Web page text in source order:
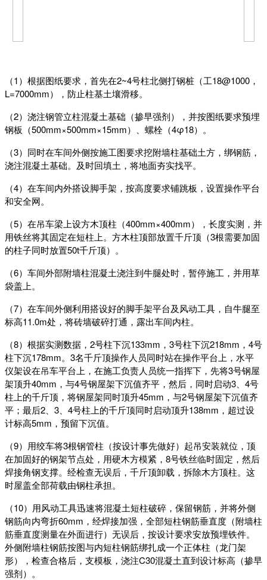
（1）根据图纸要求，首先在2~4号柱北侧打钢桩（工18@1000，
L=7000mm），防止柱基土壤滑移。
（2）浇注钢管立柱混凝土基础（掺早强剂），并按图纸要求预埋
钢板（500mm×500mm×15mm）、螺栓（4φ18）。
（3）同时在车间外侧按施工图要求挖附墙柱基础土方，绑钢筋，
浇注混凝土基础。及时回填土，将地面夯实找平。
（4）在车间内外搭设脚手架，按高度要求铺跳板，设置操作平台
和安全网。
（5）在吊车梁上设方木顶柱（400mm×400mm），长度实测，并
用铁丝将其固定在短柱上。方木柱顶部放置千斤顶（3根需要加固
的柱子同时放置50t千斤顶）。
（6）车间外部附墙柱混凝土浇注到牛腿处时，暂停施工，并用草
袋盖上。
（7）在车间外侧利用搭设好的脚手架平台及风动工具，自牛腿至
标高11.0m处，将砖墙破碎打通，露出车间内柱。
（8）根据实测数据，2号柱下沉133mm，3号柱下沉218mm，4号
柱下沉178mm。3名千斤顶操作人员同时站在操作平台上，水平
仪架设在吊车平台上，在施工负责人员统一指挥下，先将3号钢屋
架顶升40mm，与4号钢屋架下沉值齐平，然后，同时启动3、4号
柱上的千斤顶，将钢屋架同时顶升45mm，与2号钢屋架下沉值齐
平；最后2、3、4号柱上的千斤顶同时启动顶升138mm，超过设
计标高5mm，预留下沉值。
（9）用绞车将3根钢管柱（按设计事先做好）起吊安装就位，顶
在加固好的钢架节点处，用硬木方模紧，8号铁丝临时固定，然后
焊接角钢支撑。经检查无误后，千斤顶卸载，拆除木方顶柱。这
时屋盖全部荷载由钢柱承担。
（10）用风动工具迅速将混凝土短柱破碎，保留钢筋，并将外侧
钢筋向内弯折60mm，经焊接加强，全部短柱钢筋垂直度（附墙柱
筋垂直度测量在外面进行）无误后，按设计要求安放预埋铁件。
外侧附墙柱钢筋按图与内短柱钢筋绑扎成一个正体柱（龙门架
形），检查合格后，支模板，浇注C30混凝土直到设计标高（掺早
强剂）。